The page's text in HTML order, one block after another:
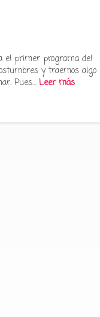
el primer programa del
y traemos algo
Pues…Leer más